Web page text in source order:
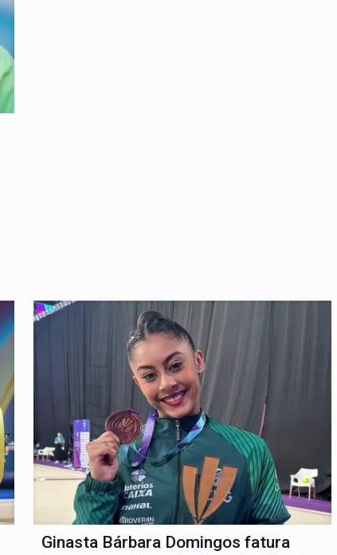
Ginasta Bárbara Domingos fatura